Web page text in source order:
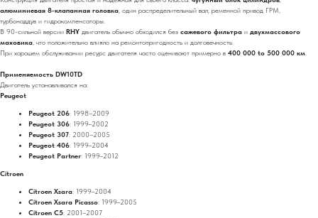
алюминиевая 8-клапанная головка , один распределительный вал, ременной привод ГРМ,
турбонаддув и гидрокомпенсаторы.
В 90-сильной версии RHY двигатель обычно обходился без сажевого фильтра и двухмассового
маховика , что положительно влияло на ремонтопригодность и долговечность.
При хорошем обслуживании ресурс двигателя часто оценивают примерно в 400 000 to 500 000 км
Применяемость DW10TD
Двигатель устанавливался на:
Peugeot
Peugeot 206: 1998–2009
Peugeot 306: 1999–2002
Peugeot 307: 2000–2005
Peugeot 406: 1999–2004
Peugeot Partner: 1999–2012
Citroen
Citroen Xsara: 1999–2004
Citroen Xsara Picasso: 1999–2005
Citroen C5: 2001–2007